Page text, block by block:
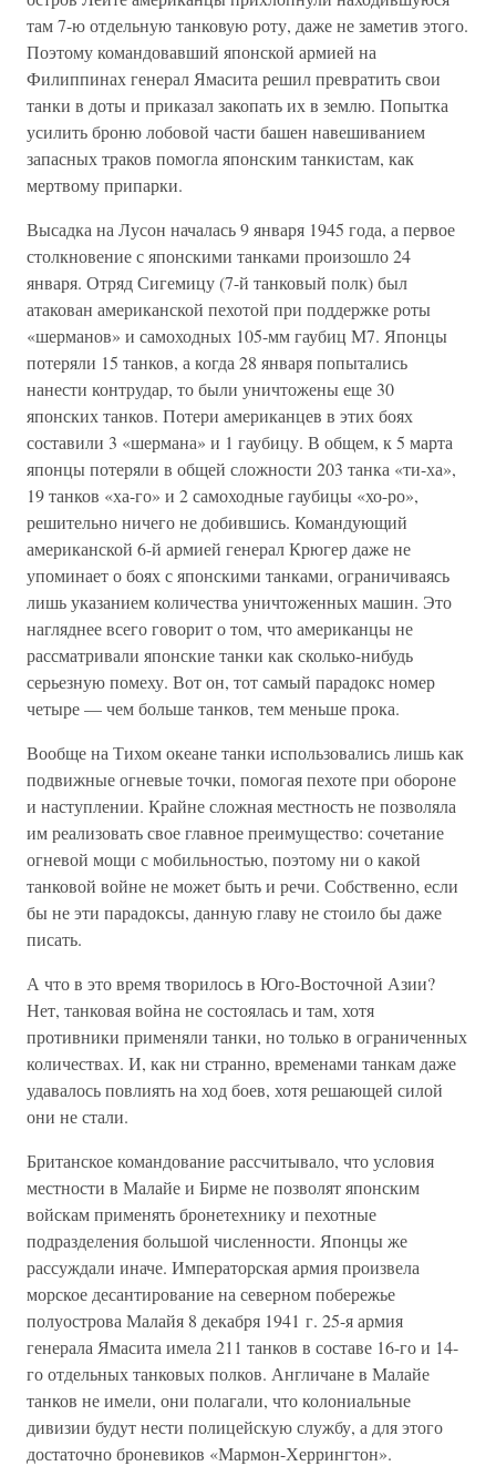
там 7-ю отдельную танковую роту, даже не заметив этого.
Поэтому командовавший японской армией на
Филиппинах генерал Ямасита решил превратить свои
танки в доты и приказал закопать их в землю. Попытка
усилить броню лобовой части башен навешиванием
запасных траков помогла японским танкистам, как
мертвому припарки.
Высадка на Лусон началась 9 января 1945 года, а первое
столкновение с японскими танками произошло 24
января. Отряд Сигемицу (7-й танковый полк) был
атакован американской пехотой при поддержке роты
«шерманов» и самоходных 105-мм гаубиц М7. Японцы
потеряли 15 танков, а когда 28 января попытались
нанести контрудар, то были уничтожены еще 30
японских танков. Потери американцев в этих боях
составили 3 «шермана» и 1 гаубицу. В общем, к 5 марта
японцы потеряли в общей сложности 203 танка «ти-ха»,
19 танков «ха-го» и 2 самоходные гаубицы «хо-ро»,
решительно ничего не добившись. Командующий
американской 6-й армией генерал Крюгер даже не
упоминает о боях с японскими танками, ограничиваясь
лишь указанием количества уничтоженных машин. Это
нагляднее всего говорит о том, что американцы не
рассматривали японские танки как сколько-нибудь
серьезную помеху. Вот он, тот самый парадокс номер
четыре — чем больше танков, тем меньше прока.
Вообще на Тихом океане танки использовались лишь как
подвижные огневые точки, помогая пехоте при обороне
и наступлении. Крайне сложная местность не позволяла
им реализовать свое главное преимущество: сочетание
огневой мощи с мобильностью, поэтому ни о какой
танковой войне не может быть и речи. Собственно, если
бы не эти парадоксы, данную главу не стоило бы даже
писать.
А что в это время творилось в Юго-Восточной Азии?
Нет, танковая война не состоялась и там, хотя
противники применяли танки, но только в ограниченных
количествах. И, как ни странно, временами танкам даже
удавалось повлиять на ход боев, хотя решающей силой
они не стали.
Британское командование рассчитывало, что условия
местности в Малайе и Бирме не позволят японским
войскам применять бронетехнику и пехотные
подразделения большой численности. Японцы же
рассуждали иначе. Императорская армия произвела
морское десантирование на северном побережье
полуострова Малайя 8 декабря 1941 г. 25-я армия
генерала Ямасита имела 211 танков в составе 16-го и 14-
го отдельных танковых полков. Англичане в Малайе
танков не имели, они полагали, что колониальные
дивизии будут нести полицейскую службу, а для этого
достаточно броневиков «Мармон-Херрингтон».